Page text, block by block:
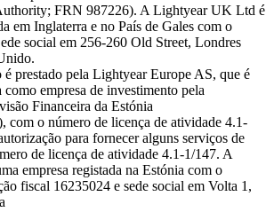
FRN 987226). A Lightyear UK Ltd é
em Inglaterra e no País de Gales com o
social em 256-260 Old Street, Londres
prestado pela Lightyear Europe AS, que é
como empresa de investimento pela
Financeira da Estónia
com o número de licença de atividade 4.1-
para fornecer alguns serviços de
de licença de atividade 4.1-1/147. A
empresa registada na Estónia com o
fiscal 16235024 e sede social em Volta 1,